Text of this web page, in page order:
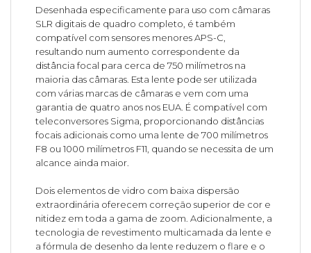
Desenhada especificamente para uso com câmaras
SLR digitais de quadro completo, é também
compatível com sensores menores APS-C,
resultando num aumento correspondente da
distância focal para cerca de 750 milímetros na
maioria das câmaras. Esta lente pode ser utilizada
com várias marcas de câmaras e vem com uma
garantia de quatro anos nos EUA. É compatível com
teleconversores Sigma, proporcionando distâncias
focais adicionais como uma lente de 700 milímetros
F8 ou 1000 milímetros F11, quando se necessita de um
alcance ainda maior.
Dois elementos de vidro com baixa dispersão
extraordinária oferecem correção superior de cor e
nitidez em toda a gama de zoom. Adicionalmente, a
tecnologia de revestimento multicamada da lente e
a fórmula de desenho da lente reduzem o flare e o